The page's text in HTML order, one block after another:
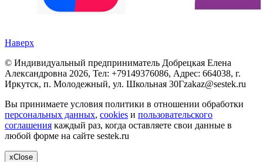
Наверх
© Индивидуальный предприниматель Добрецкая Елена
Александровна 2026, Тел: +79149376086, Адрес: 664038, г.
Иркутск, п. Молодежный, ул. Школьная 30Гzakaz@sestek.ru
Вы принимаете условия политики в отношении обработки
персональных данных, cookies и пользовательского
соглашения каждый раз, когда оставляете свои данные в
любой форме на сайте sestek.ru
xClose